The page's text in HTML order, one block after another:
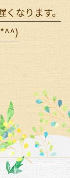
なります。